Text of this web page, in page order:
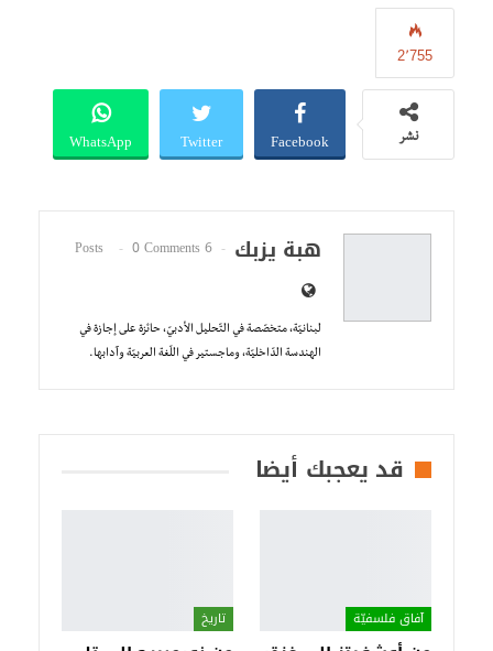
2٬755
نشر Facebook
Twitter
WhatsApp
هبة يزبك 6 Posts
0 Comments
لبنانيّة، متخصّصة في التّحليل الأدبيّ، حائزة على إجازة في
الهندسة الدّاخليّة، وماجستير في اللّغة العربيّة وآدابها.
قد يعجبك أيضا
آفاق فلسفيّة‎ تاريخ